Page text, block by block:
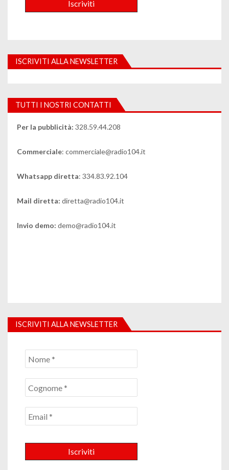
ISCRIVITI ALLA NEWSLETTER
TUTTI I NOSTRI CONTATTI
Per la pubblicità: 328.59.44.208
Commerciale: commerciale@radio104.it
Whatsapp diretta: 334.83.92.104
Mail diretta: diretta@radio104.it
Invio demo: demo@radio104.it
ISCRIVITI ALLA NEWSLETTER